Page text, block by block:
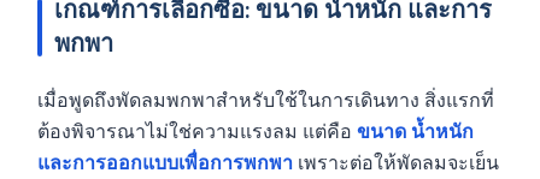
เกณฑ์การเลือกซื้อ: ขนาด น้ำหนัก และการ
พกพา
เมื่อพูดถึงพัดลมพกพาสำหรับใช้ในการเดินทาง สิ่งแรกที่
ต้องพิจารณาไม่ใช่ความแรงลม แต่คือ ขนาด น้ำหนัก
และการออกแบบเพื่อการพกพา เพราะต่อให้พัดลมจะเย็น